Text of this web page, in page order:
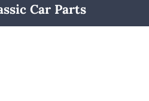
Car Parts